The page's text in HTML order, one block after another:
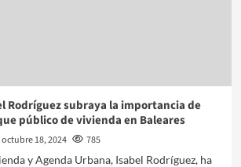
Rodríguez subraya la importancia de
público de vivienda en Baleares
octubre 18, 2024
785
y Agenda Urbana, Isabel Rodríguez, ha